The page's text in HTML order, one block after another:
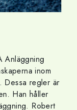
Anläggning
inom
Dessa regler är
Han håller
Robert